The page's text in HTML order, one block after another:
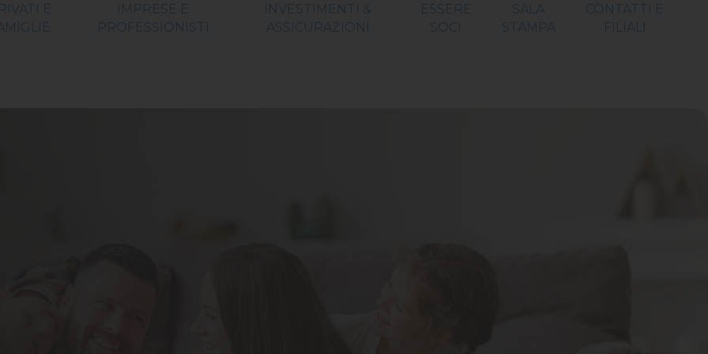
E
IMPRESE E
PROFESSIONISTI
INVESTIMENTI &
ASSICURAZIONI
ESSERE
SOCI
SALA
STAMPA
CONTATTI E
FILIALI